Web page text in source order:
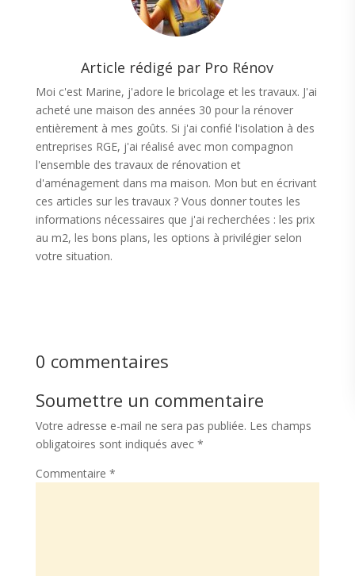
Article rédigé par Pro Rénov
Moi c'est Marine, j'adore le bricolage et les travaux. J'ai
acheté une maison des années 30 pour la rénover
entièrement à mes goûts. Si j'ai confié l'isolation à des
entreprises RGE, j'ai réalisé avec mon compagnon
l'ensemble des travaux de rénovation et
d'aménagement dans ma maison. Mon but en écrivant
ces articles sur les travaux ? Vous donner toutes les
informations nécessaires que j'ai recherchées : les prix
au m2, les bons plans, les options à privilégier selon
votre situation.
0 commentaires
Soumettre un commentaire
Votre adresse e-mail ne sera pas publiée. Les champs
obligatoires sont indiqués avec *
Commentaire *